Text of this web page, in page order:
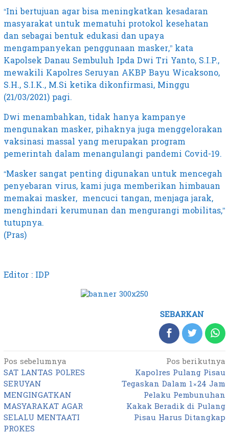
“Ini bertujuan agar bisa meningkatkan kesadaran
masyarakat untuk mematuhi protokol kesehatan
dan sebagai bentuk edukasi dan upaya
mengampanyekan penggunaan masker,” kata
Kapolsek Danau Sembuluh Ipda Dwi Tri Yanto, S.I.P.,
mewakili Kapolres Seruyan AKBP Bayu Wicaksono,
S.H., S.I.K., M.Si ketika dikonfirmasi, Minggu
(21/03/2021) pagi.
Dwi menambahkan, tidak hanya kampanye
mengunakan masker, pihaknya juga menggelorakan
vaksinasi massal yang merupakan program
pemerintah dalam menangulangi pandemi Covid-19.
“Masker sangat penting digunakan untuk mencegah
penyebaran virus, kami juga memberikan himbauan
memakai masker, mencuci tangan, menjaga jarak,
menghindari kerumunan dan mengurangi mobilitas,”
tutupnya.
(Pras)
Editor : IDP
SEBARKAN
Navigasi
pos
Pos sebelumnya
SAT LANTAS POLRES
SERUYAN
MENGINGATKAN
MASYARAKAT AGAR
SELALU MENTAATI
PROKES
Pos berikutnya
Kapolres Pulang Pisau
Tegaskan Dalam 1×24 Jam
Pelaku Pembunuhan
Kakak Beradik di Pulang
Pisau Harus Ditangkap